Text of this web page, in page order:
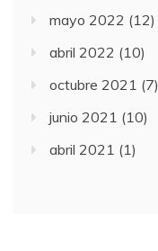
mayo 2022 (12)
abril 2022 (10)
octubre 2021 (7)
junio 2021 (10)
abril 2021 (1)